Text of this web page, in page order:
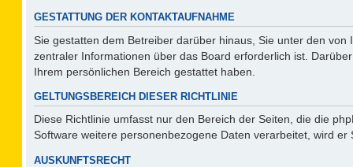
GESTATTUNG DER KONTAKTAUFNAHME
Sie gestatten dem Betreiber darüber hinaus, Sie unter den
zentraler Informationen über das Board erforderlich ist.
Ihrem persönlichen Bereich gestattet haben.
GELTUNGSBEREICH DIESER RICHTLINIE
Diese Richtlinie umfasst nur den Bereich der Seiten, die die
Software weitere personenbezogene Daten verarbeitet, wird
AUSKUNFTSRECHT